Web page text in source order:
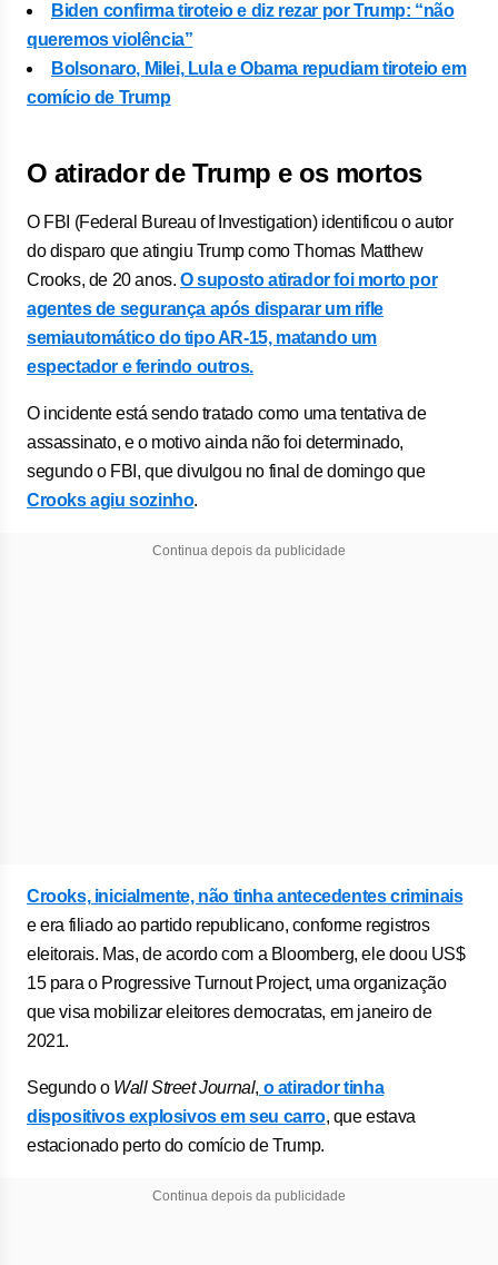
Biden confirma tiroteio e diz rezar por Trump: “não
queremos violência”
Bolsonaro, Milei, Lula e Obama repudiam tiroteio em
comício de Trump
O atirador de Trump e os mortos
O FBI (Federal Bureau of Investigation) identificou o autor
do disparo que atingiu Trump como Thomas Matthew
Crooks, de 20 anos. O suposto atirador foi morto por
agentes de segurança após disparar um rifle
semiautomático do tipo AR-15, matando um
espectador e ferindo outros.
O incidente está sendo tratado como uma tentativa de
assassinato, e o motivo ainda não foi determinado,
segundo o FBI, que divulgou no final de domingo que
Crooks agiu sozinho.
Continua depois da publicidade
Crooks, inicialmente, não tinha antecedentes criminais
e era filiado ao partido republicano, conforme registros
eleitorais. Mas, de acordo com a Bloomberg, ele doou US$
15 para o Progressive Turnout Project, uma organização
que visa mobilizar eleitores democratas, em janeiro de
2021.
Segundo o Wall Street Journal, o atirador tinha
dispositivos explosivos em seu carro, que estava
estacionado perto do comício de Trump.
Continua depois da publicidade